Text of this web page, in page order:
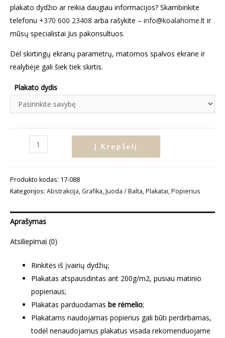
plakato dydžio ar reikia daugiau informacijos? Skambinkite
telefonu +370 600 23408 arba rašykite – info@koalahome.lt ir
mūsų specialistai Jus pakonsultuos.
Dėl skirtingų ekranų parametrų, matomos spalvos ekrane ir
realybėje gali šiek tiek skirtis.
Plakato dydis
produkto
„Abstrakcija
Nr11“
Į Krepšelį
Produkto kodas: 17-088
Kategorijos: Abstrakcija,Grafika,Juoda / Balta,Plakatai,Popierius
Aprašymas
Atsiliepimai (0)
Rinkitės iš įvairių dydžių;
Plakatas atspausdintas ant 200g/m2, pusiau matinio
popieriaus;
Plakatas parduodamas be rėmelio;
Plakatams naudojamas popierius gali būti perdirbamas,
todėl nenaudojamus plakatus visada rekomenduojame